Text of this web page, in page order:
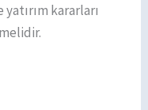
yatırım kararları